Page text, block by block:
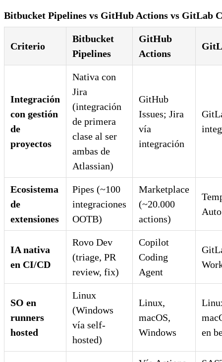
Bitbucket Pipelines vs GitHub Actions vs GitLab
Criterio
Bitbucket
Pipelines
GitHub
Actions
Integración
con gestión
de
proyectos
Nativa con
Jira
(integración
de primera
clase al ser
ambas de
Atlassian)
GitHub
Issues; Jira
vía
integración
Ecosistema
de
extensiones
Pipes (~100
integraciones
OOTB)
Marketplace
(~20.000
actions)
IA nativa
en CI/CD
Rovo Dev
(triage, PR
review, fix)
Copilot
Coding
Agent
SO en
runners
hosted
Linux
(Windows
vía self-
hosted)
Linux,
macOS,
Windows
en